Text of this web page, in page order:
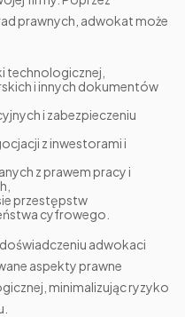
prawnych, adwokat może
technologicznej,
i innych dokumentów
i zabezpieczeniu
z inwestorami i
z prawem pracy i
przestępstw
cyfrowego.
adwokaci
aspekty prawne
minimalizując ryzyko